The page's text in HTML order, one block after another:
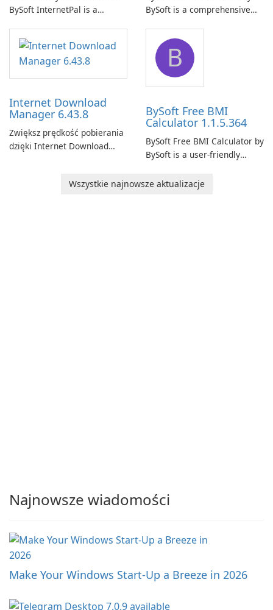
BySoft InternetPal is a
application designed to
monitor your internet
connection and provide real-
time insights into its
BySoft is a comprehensive
designed to help businesses
effectively manage their
network infrastructure.
Internet Download
Manager 6.43.8
Zwiększ prędkość pobierania
dzięki Internet Download
B
BySoft Free BMI
Calculator 1.1.5.364
BySoft Free BMI Calculator by
BySoft is a user-friendly
designed to help you
Wszystkie najnowsze aktualizacje
Najnowsze wiadomości
Make Your Windows Start-Up a Breeze in 2026